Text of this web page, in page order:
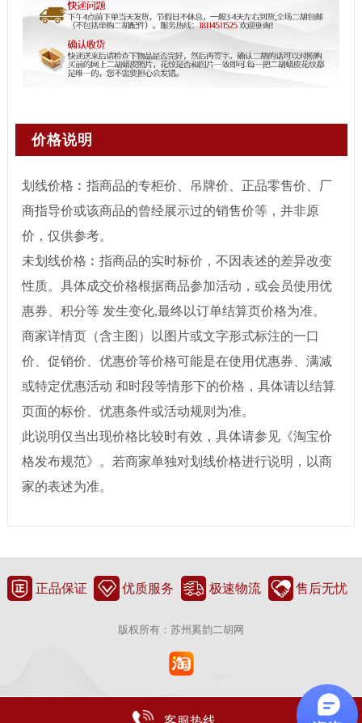
价格说明
划线价格︰指商品的专柜价、吊牌价、正品零售价、厂
商指导价或该商品的曾经展示过的销售价等，并非原
价，仅供参考。
未划线价格︰指商品的实时标价，不因表述的差异改变
性质。具体成交价格根据商品参加活动，或会员使用优
惠券、积分等 发生变化,最终以订单结算页价格为准。
商家详情页（含主图）以图片或文字形式标注的一口
价、促销价、优惠价等价格可能是在使用优惠券、满减
或特定优惠活动 和时段等情形下的价格，具体请以结算
页面的标价、优惠条件或活动规则为准。
此说明仅当出现价格比较时有效，具体请参见《淘宝价
格发布规范》。若商家单独对划线价格进行说明，以商
家的表述为准。
正品保证 优质服务 极速物流 售后无忧
版权所有：苏州奚韵二胡网